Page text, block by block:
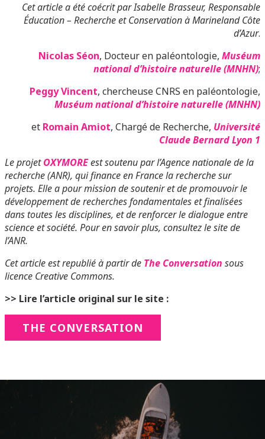
Cet article a été coécrit par Isabelle Brasseur, Responsable
Éducation – Recherche et Conservation à Marineland Côte
d’Azur.
Nicolas Séon, Docteur en paléontologie, Muséum
national d’histoire naturelle (MNHN);
Peggy Vincent, chercheuse CNRS en paléontologie,
Muséum national d’histoire naturelle (MNHN)
et Romain Amiot, Chargé de Recherche, Université
Claude Bernard Lyon 1
Le projetOXYMOREest soutenu par l’Agence nationale de la
recherche (ANR), qui finance en France la recherche sur
projets. Elle a pour mission de soutenir et de promouvoir le
développement de recherches fondamentales et finalisées
dans toutes les disciplines, et de renforcer le dialogue entre
science et société. Pour en savoir plus, consultez le site de
l’ANR.
Cet article est republié à partir de The Conversation sous
licence Creative Commons.
>> Lire l’article original sur le site :
THE CONVERSATION